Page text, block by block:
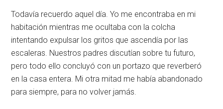
Todavía recuerdo aquel día. Yo me encontraba en mi
habitación mientras me ocultaba con la colcha
intentando expulsar los gritos que ascendía por las
escaleras. Nuestros padres discutían sobre tu futuro,
pero todo ello concluyó con un portazo que reverberó
en la casa entera. Mi otra mitad me había abandonado
para siempre, para no volver jamás.